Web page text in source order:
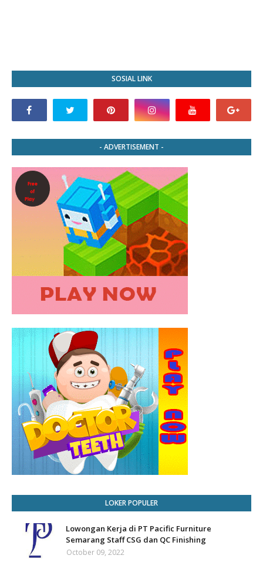
SOSIAL LINK
- ADVERTISEMENT -
LOKER POPULER
Lowongan Kerja di PT Pacific Furniture
Semarang Staff CSG dan QC Finishing
October 09, 2022